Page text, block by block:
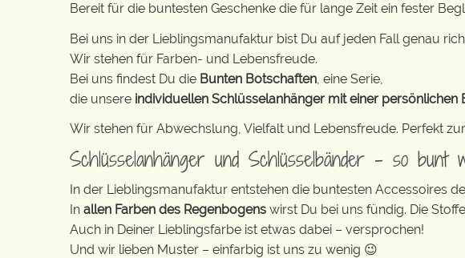
Bereit für die buntesten Geschenke die für lange Zeit ein fester
Bei uns in der Lieblingsmanufaktur bist Du auf jeden Fall genau
Wir stehen für Farben- und Lebensfreude.
Bei uns findest Du die Bunten Botschaften , eine Serie,
die unsere individuellen Schlüsselanhänger mit einer persönlichen
Wir stehen für Abwechslung, Vielfalt und Lebensfreude. Perfekt
Schlüsselanhänger und Schlüsselbänder – so bunt
In der Lieblingsmanufaktur entstehen die buntesten Accessoires
In allen Farben des Regenbogens wirst Du bei uns fündig. Die
Auch in Deiner Lieblingsfarbe ist etwas dabei – versprochen!
Und wir lieben Muster – einfarbig ist uns zu wenig 😉